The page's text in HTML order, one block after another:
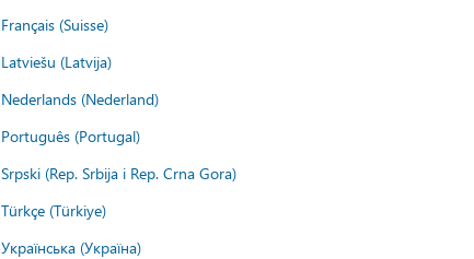
Français (Suisse)
Latviešu (Latvija)
Nederlands (Nederland)
Português (Portugal)
Srpski (Rep. Srbija i Rep. Crna Gora)
Türkçe (Türkiye)
Українська (Україна)